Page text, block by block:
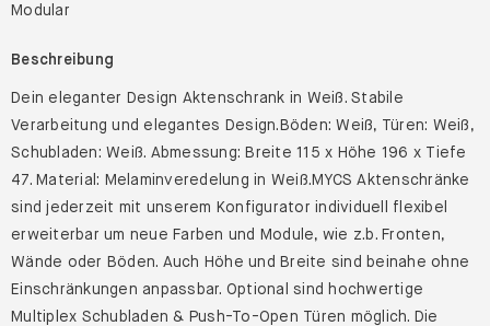
Modular
Beschreibung
Dein eleganter Design Aktenschrank in Weiß. Stabile
Verarbeitung und elegantes Design.Böden: Weiß, Türen: Weiß,
Schubladen: Weiß. Abmessung: Breite 115 x Höhe 196 x Tiefe
47. Material: Melaminveredelung in Weiß.MYCS Aktenschränke
sind jederzeit mit unserem Konfigurator individuell flexibel
erweiterbar um neue Farben und Module, wie z.b. Fronten,
Wände oder Böden. Auch Höhe und Breite sind beinahe ohne
Einschränkungen anpassbar. Optional sind hochwertige
Multiplex Schubladen & Push-To-Open Türen möglich. Die